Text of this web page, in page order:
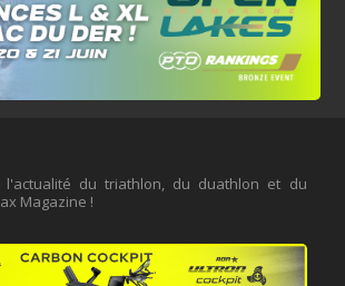
l'actualité du triathlon, du duathlon et du
Magazine !